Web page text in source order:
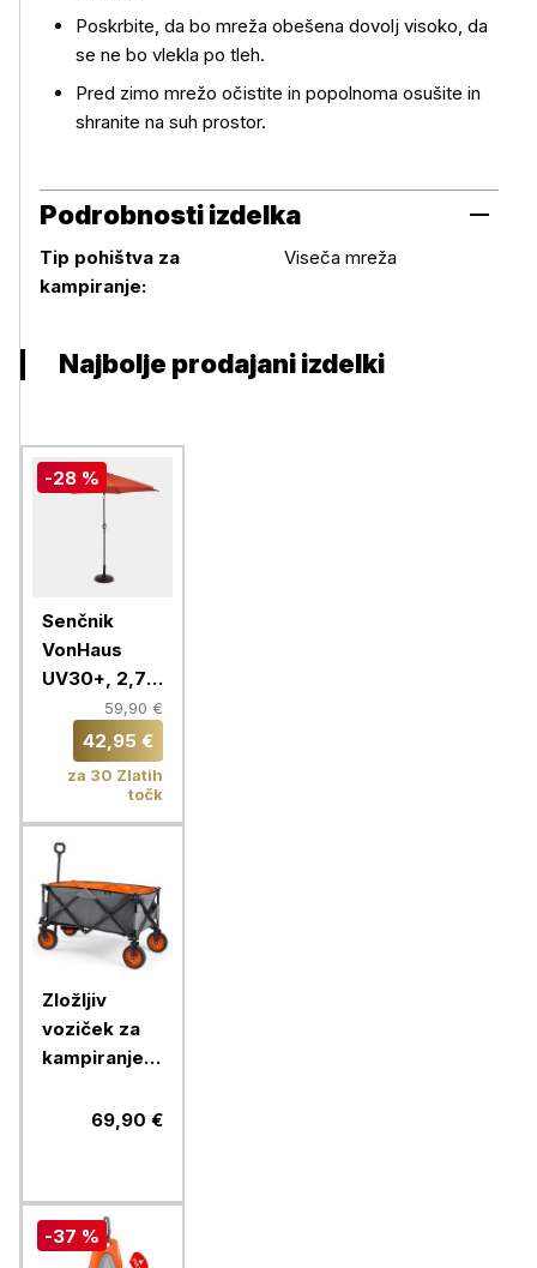
Poskrbite, da bo mreža obešena dovolj visoko, da
se ne bo vlekla po tleh.
Pred zimo mrežo očistite in popolnoma osušite in
shranite na suh prostor.
Podrobnosti izdelka
Podrobnosti izdelka
Tip pohištva za
kampiranje:
Viseča mreža
Najbolje prodajani izdelki
-28 %
Senčnik
VonHaus
UV30+, 2,7
m, oranžen,
samostoječi
59,90 €
42,95 €
za 30 Zlatih
točk
Zložljiv
voziček za
kampiranje
VONDV-69,90 €
-37 %